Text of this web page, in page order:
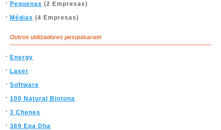
Pequenas (2 Empresas)
Médias (4 Empresas)
Outros utilizadores pesquisaram
Energy
Laser
Software
100 Natural Biotona
3 Chenes
369 Epa Dha